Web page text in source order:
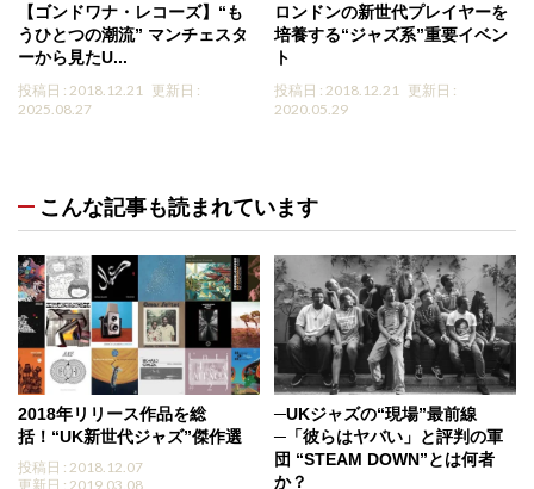
【ゴンドワナ・レコーズ】“も
うひとつの潮流” マンチェスタ
ーから見たU...
投稿日 : 2018.12.21
更新日 :
2025.08.27
ロンドンの新世代プレイヤーを
培養する“ジャズ系”重要イベン
ト
投稿日 : 2018.12.21
更新日 :
2020.05.29
こんな記事も読まれています
2018年リリース作品を総
括！“UK新世代ジャズ”傑作選
投稿日 : 2018.12.07
更新日 : 2019.03.08
─UKジャズの“現場”最前線
─「彼らはヤバい」と評判の軍
団 “STEAM DOWN”とは何者
か？